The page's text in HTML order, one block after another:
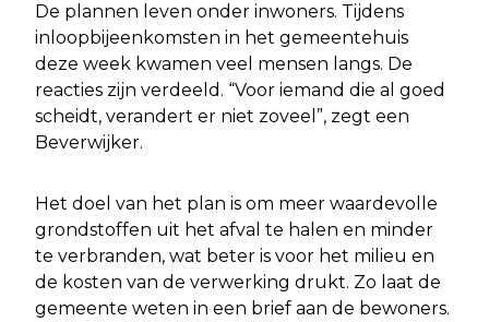
De plannen leven onder inwoners. Tijdens
inloopbijeenkomsten in het gemeentehuis
deze week kwamen veel mensen langs. De
reacties zijn verdeeld. “Voor iemand die al goed
scheidt, verandert er niet zoveel”, zegt een
Beverwijker.
Het doel van het plan is om meer waardevolle
grondstoffen uit het afval te halen en minder
te verbranden, wat beter is voor het milieu en
de kosten van de verwerking drukt. Zo laat de
gemeente weten in een brief aan de bewoners.